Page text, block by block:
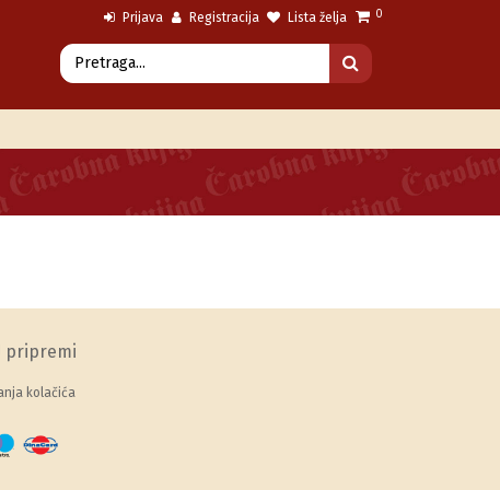
Prijava Registracija Lista želja 0
pripremi
kolačića